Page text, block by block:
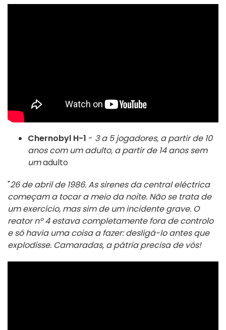
Chernobyl H-1 - 3 a 5 jogadores, a partir de 10
anos com um adulto, a partir de 14 anos sem
umadulto
"26 de abril de 1986. As sirenes da central eléctrica
começam a tocar a meio da noite. Não se trata de
um exercício, mas sim de um incidente grave. O
reator nº 4 estava completamente fora de controlo
e só havia uma coisa a fazer: desligá-lo antes que
explodisse. Camaradas, a pátria precisa de vós!